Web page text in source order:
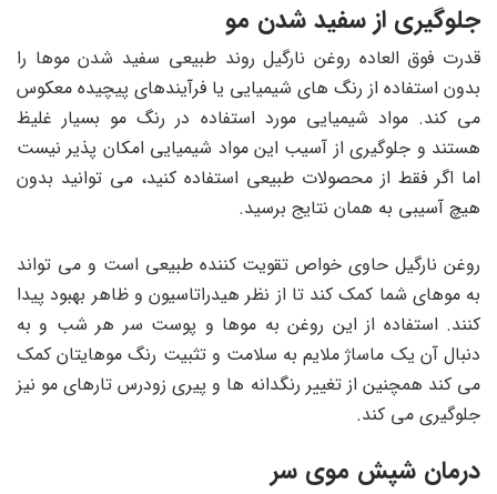
جلوگیری از سفید شدن مو
قدرت فوق العاده روغن نارگیل روند طبیعی سفید شدن موها را
بدون استفاده از رنگ های شیمیایی یا فرآیندهای پیچیده معکوس
می کند. مواد شیمیایی مورد استفاده در رنگ مو بسیار غلیظ
هستند و جلوگیری از آسیب این مواد شیمیایی امکان پذیر نیست
اما اگر فقط از محصولات طبیعی استفاده کنید، می توانید بدون
هیچ آسیبی به همان نتایج برسید.
روغن نارگیل حاوی خواص تقویت کننده طبیعی است و می تواند
به موهای شما کمک کند تا از نظر هیدراتاسیون و ظاهر بهبود پیدا
کنند. استفاده از این روغن به موها و پوست سر هر شب و به
دنبال آن یک ماساژ ملایم به سلامت و تثبیت رنگ موهایتان کمک
می کند همچنین از تغییر رنگدانه ها و پیری زودرس تارهای مو نیز
جلوگیری می کند.
درمان شپش موی سر